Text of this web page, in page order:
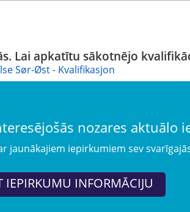
Lai apkatītu sākotnējo
Sør-Øst - Kvalifikasjon
nozares aktuālo
jaunākajiem iepirkumiem sev
IEPIRKUMU INFORMĀCIJU